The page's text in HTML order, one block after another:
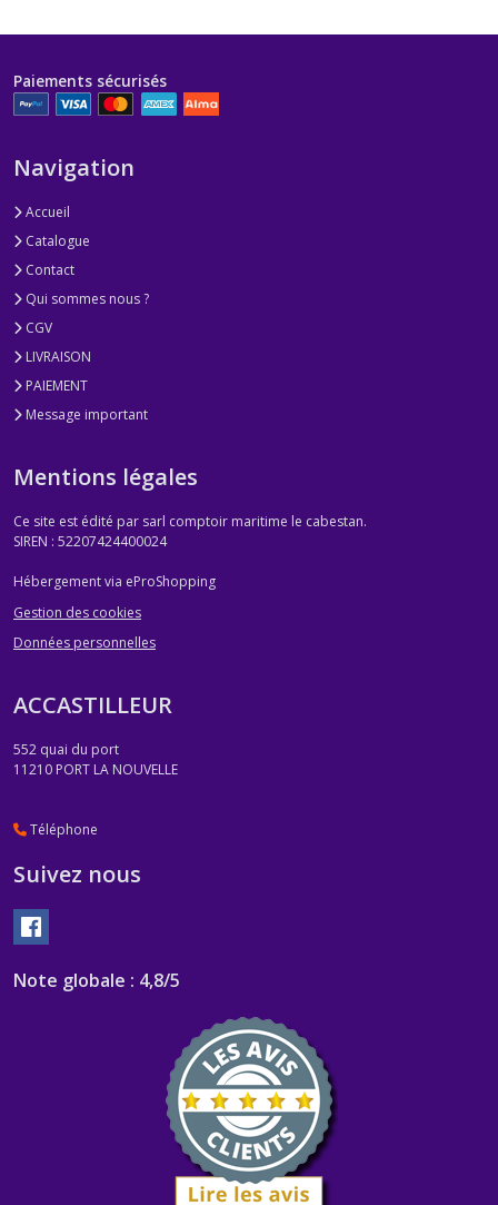
Paiements sécurisés
Navigation
Accueil
Catalogue
Contact
Qui sommes nous ?
CGV
LIVRAISON
PAIEMENT
Message important
Mentions légales
Ce site est édité par sarl comptoir maritime le cabestan.
SIREN : 52207424400024
Hébergement via eProShopping
Gestion des cookies
Données personnelles
ACCASTILLEUR
552 quai du port
11210 PORT LA NOUVELLE
Téléphone
Suivez nous
Note globale : 4,8/5